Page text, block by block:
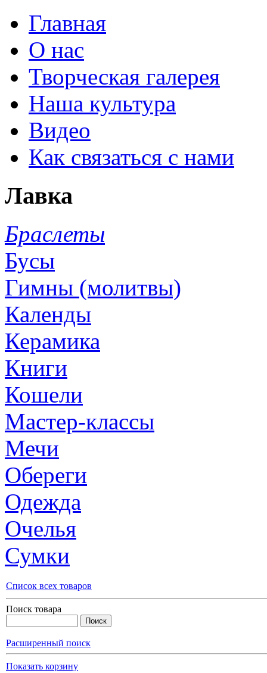
Главная
О нас
Творческая галерея
Наша культура
Видео
Как связаться с нами
Лавка
Браслеты
Бусы
Гимны (молитвы)
Календы
Керамика
Книги
Кошели
Мастер-классы
Мечи
Обереги
Одежда
Очелья
Сумки
Список всех товаров
Поиск товара
Расширенный поиск
Показать корзину